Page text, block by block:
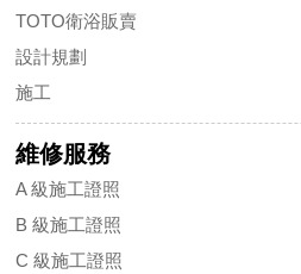
TOTO衛浴販賣
設計規劃
施工
維修服務
A 級施工證照
B 級施工證照
C 級施工證照